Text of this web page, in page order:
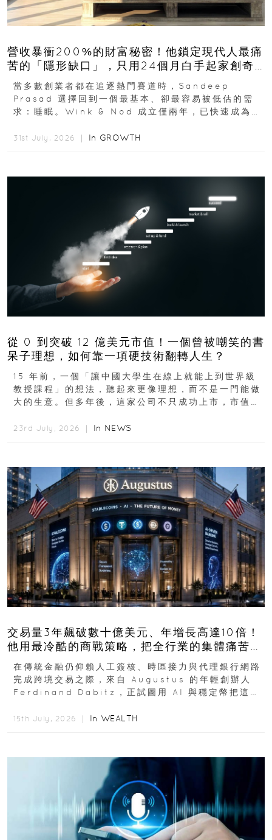
營收暴衝200%的財富秘密！他鎖定現代人最痛
苦的「隱形缺口」，只用24個月白手起家創奇
蹟
當多數創業者都在追逐熱門賽道時，Sandeep
Prasad 選擇回到一個最基本、卻最容易被低估的需
求：睡眠。Wink & Nod 成立僅兩年，已快速成為印
31st July, 2026 ｜ In GROWTH
從 0 到突破 12 億美元市值！一個曾被嘲笑的書
呆子理想，如何靠一項硬技術翻轉人生？
15 年前，一個「讓中國大學生在線上就能上到世界級
教授課程」的想法，聽起來更像理想，而不是一門能做
大的生意。但多年後，這家公司不只成功上市，市值更
23rd July, 2026 ｜ In NEWS
交易量3年飆破數十億美元、年增長高達10倍！
他用最冷酷的商戰策略，把全行業的集體痛苦榨
成百億金庫
在傳統金融仍仰賴人工簽核、時區接力與代理銀行網路
完成跨境交易之際，來自 Augustus 的年輕創辦人
Ferdinand Dabitz，正試圖用 AI 與穩定幣把這套
15th July, 2026 ｜ In WEALTH